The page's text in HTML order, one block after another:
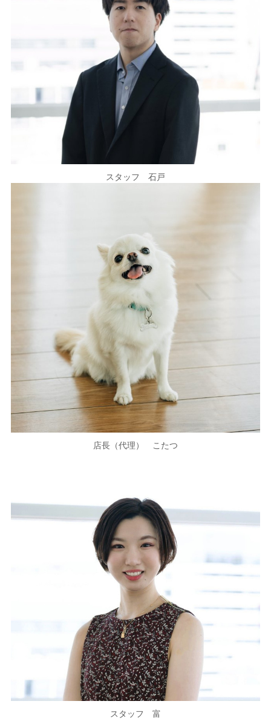
スタッフ 石戸
店長（代理） こたつ
スタッフ 富